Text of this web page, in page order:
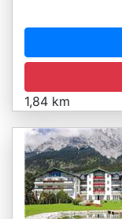
1,84 km